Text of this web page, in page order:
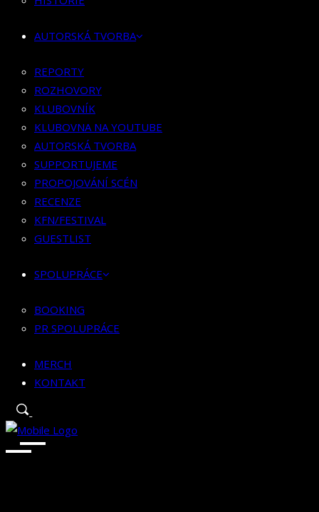
KLUBOVNA NA YOUTUBE
SUPPORTUJEME
PROPOJOVÁNÍ SCÉN
RECENZE
KFN/FESTIVAL
GUESTLIST
SPOLUPRÁCE
BOOKING
PR SPOLUPRÁCE
MERCH
AUTORSKÁ TVORBA
REPORTY
ROZHOVORY
KLUBOVNÍK
KLUBOVNA NA YOUTUBE
AUTORSKÁ TVORBA
SUPPORTUJEME
PROPOJOVÁNÍ SCÉN
RECENZE
KFN/FESTIVAL
GUESTLIST
SPOLUPRÁCE
BOOKING
PR SPOLUPRÁCE
MERCH
KONTAKT